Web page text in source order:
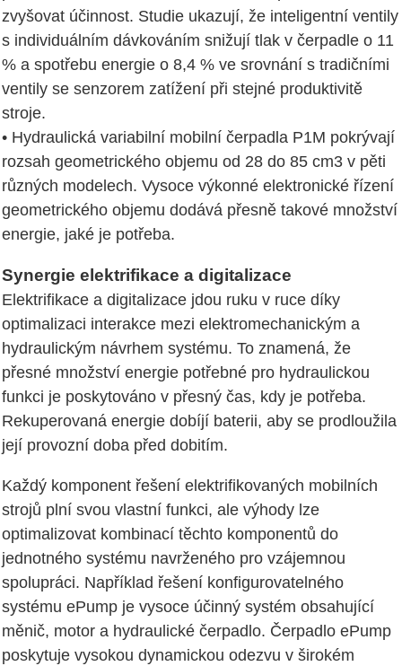
zvyšovat účinnost. Studie ukazují, že inteligentní ventily
s individuálním dávkováním snižují tlak v čerpadle o 11
% a spotřebu energie o 8,4 % ve srovnání s tradičními
ventily se senzorem zatížení při stejné produktivitě
stroje.
• Hydraulická variabilní mobilní čerpadla P1M pokrývají
rozsah geometrického objemu od 28 do 85 cm3 v pěti
různých modelech. Vysoce výkonné elektronické řízení
geometrického objemu dodává přesně takové množství
energie, jaké je potřeba.
Synergie elektrifikace a digitalizace
Elektrifikace a digitalizace jdou ruku v ruce díky
optimalizaci interakce mezi elektromechanickým a
hydraulickým návrhem systému. To znamená, že
přesné množství energie potřebné pro hydraulickou
funkci je poskytováno v přesný čas, kdy je potřeba.
Rekuperovaná energie dobíjí baterii, aby se prodloužila
její provozní doba před dobitím.
Každý komponent řešení elektrifikovaných mobilních
strojů plní svou vlastní funkci, ale výhody lze
optimalizovat kombinací těchto komponentů do
jednotného systému navrženého pro vzájemnou
spolupráci. Například řešení konfigurovatelného
systému ePump je vysoce účinný systém obsahující
měnič, motor a hydraulické čerpadlo. Čerpadlo ePump
poskytuje vysokou dynamickou odezvu v širokém